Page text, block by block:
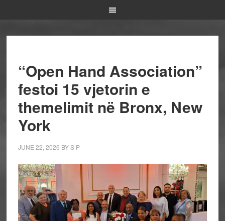
“Open Hand Association”
festoi 15 vjetorin e
themelimit në Bronx, New
York
JUNE 22, 2026 BYS P